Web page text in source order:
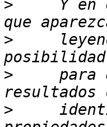
>
Y en
>
>
para
>